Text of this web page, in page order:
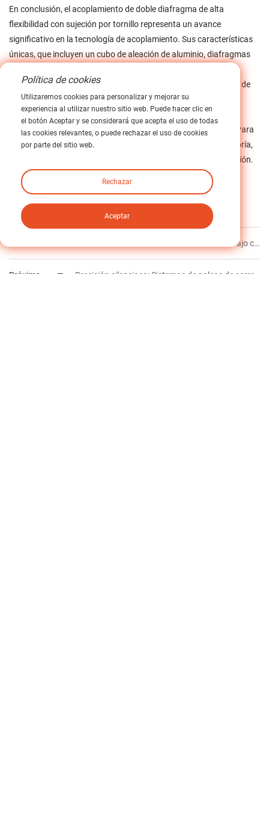
En conclusión, el acoplamiento de doble diafragma de alta
flexibilidad con sujeción por tornillo representa un avance
significativo en la tecnología de acoplamiento. Sus características
únicas, que incluyen un cubo de aleación de aluminio, diafragmas
bidireccional, lo convierten en la opción ideal para aplicaciones de
alta velocidad en diversas industrias. Al integrar estos
acoplamientos en sus sistemas, podrá mejorar la precisión,
aumentar la eficiencia y garantizar un funcionamiento fiable. Para
quienes buscan soluciones de acoplamiento de primera categoría,
iHF Group es la opción preferida en cuanto a calidad e innovación.
Etiqueta :
Alta eficiencia en el control de movimiento bajo cargas elevadas: soluciones de engranajes planetarios helicoidales.
Próximo Precisión silenciosa: Sistemas de poleas de correa de distribución optimizados para robótica
Política de cookies
Utilizaremos cookies para personalizar y mejorar su
experiencia al utilizar nuestro sitio web. Puede hacer clic en
el botón Aceptar y se considerará que acepta el uso de todas
las cookies relevantes, o puede rechazar el uso de cookies
por parte del sitio web.
Rechazar
Aceptar